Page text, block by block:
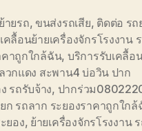
ายรถ, ขนส่งรถเสีย, ติดต่อ รถ
ลื้อนย้ายเครื่องจักรโรงงาน
คาถูกใกล้ฉัน, บริการรับเคลื้อ
วกแดง สะพาน4 บ่อวิน ปาก
รถรับจ้าง, ปากร่วม
ก รถลาก ระยองราคาถูกใก
ยอง, ย้ายเครื่องจักรโรงงาน